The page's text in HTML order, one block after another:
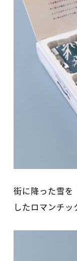
街に降った雪を
したロマンチッ